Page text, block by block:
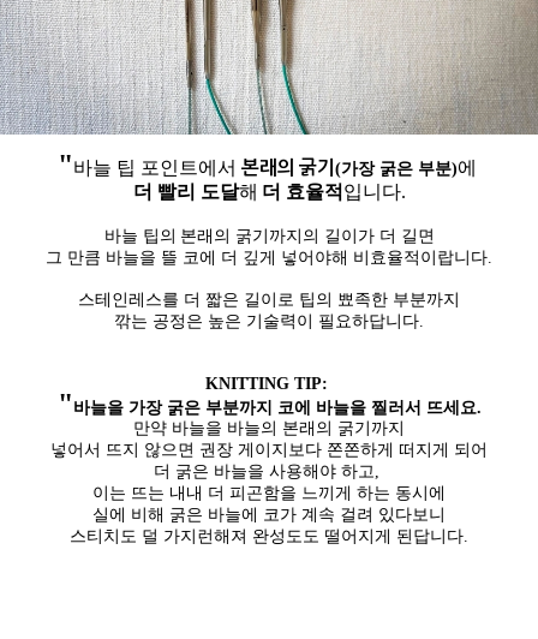
"바늘 팁 포인트에서 본래의 굵기(가장 굵은 부분)에
더 빨리 도달해 더 효율적 입니다.
바늘 팁의 본래의 굵기 까지의 길이가 더 길면
그 만큼 바늘을 뜰 코에 더 깊게 넣어야해 비효율적이랍니다.
스테인레스를 더 짧은 길이로 팁의 뾰족한 부분까지
깎는 공정은 높은 기술력이 필요하답니다.
KNITTING TIP:
" 바늘을 가장 굵은 부분까지 코에 바늘을 찔러서 뜨세요.
만약 바늘을 바늘의 본래의 굵기까지
넣어서 뜨지 않으면 권장 게이지보다 쫀쫀하게 떠지게 되어
더 굵은 바늘을 사용해야 하고,
이는 뜨는 내내 더 피곤함을 느끼게 하는 동시에
실에 비해 굵은 바늘에 코가 계속 걸려 있다보니
스티치도 덜 가지런해져 완성도도 떨어지게 된답니다.